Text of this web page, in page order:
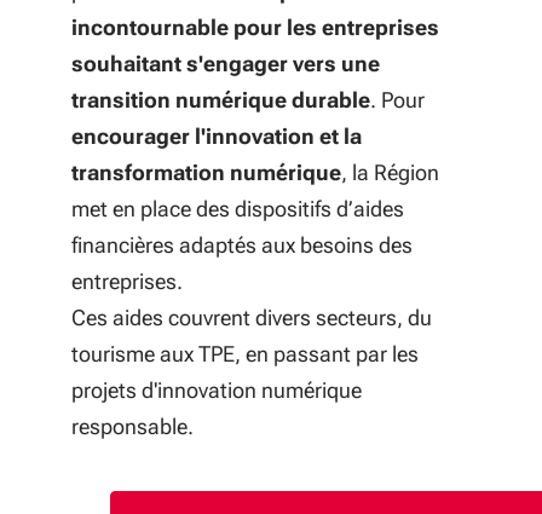
incontournable pour les entreprises
souhaitant s'engager vers une
transition numérique durable. Pour
encourager l'innovation et la
transformation numérique, la Région
met en place des dispositifs d’aides
financières adaptés aux besoins des
entreprises.
Ces aides couvrent divers secteurs, du
tourisme aux TPE, en passant par les
projets d'innovation numérique
responsable.